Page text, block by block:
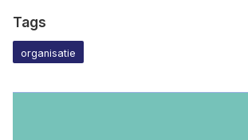
Tags
organisatie